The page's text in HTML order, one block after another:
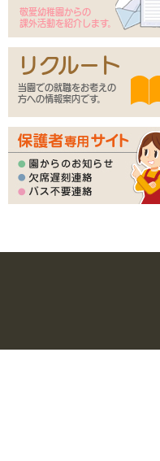
敬愛幼稚園からの
課外活動を紹介します。
リクルート
当園での就職をお考えの
方への情報案内です。